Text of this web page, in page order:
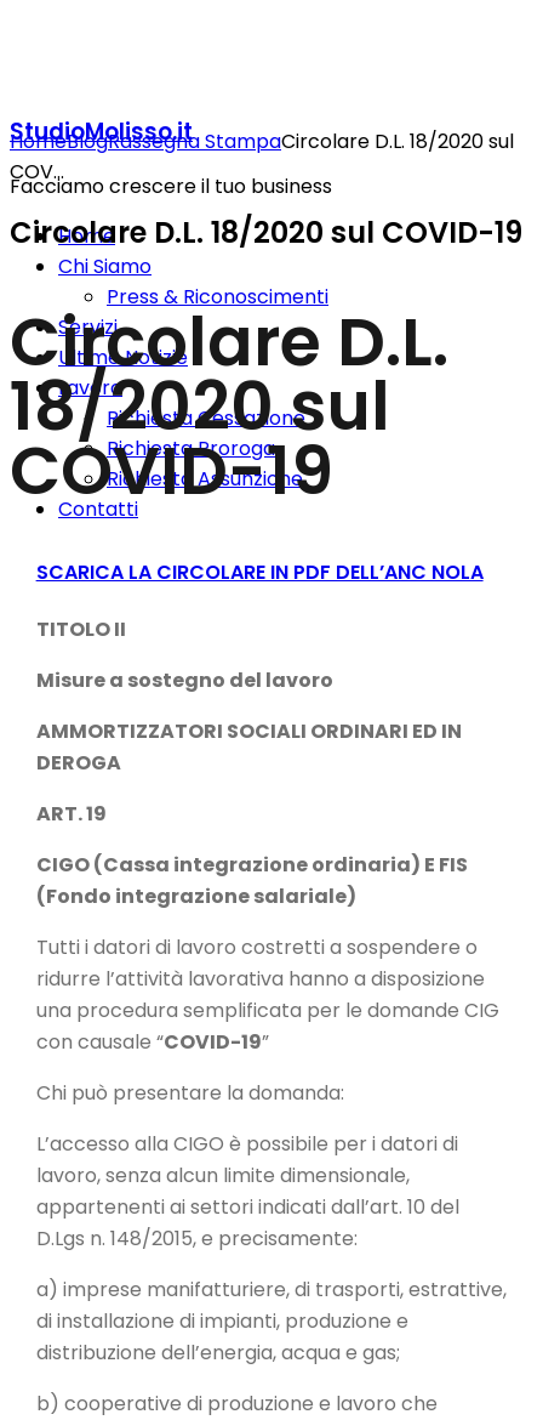
StudioMolisso.it
Facciamo crescere il tuo business
Home
Chi Siamo
Press & Riconoscimenti
Servizi
Ultime Notizie
Lavoro
Richiesta Cessazione
Richiesta Proroga
Richiesta Assunzione
Contatti
HomeBlogRassegna StampaCircolare D.L. 18/2020 sul
COV...
Circolare D.L. 18/2020 sul COVID-19
Circolare D.L.
18/2020 sul
COVID-19
SCARICA LA CIRCOLARE IN PDF DELL’ANC NOLA
TITOLO II
Misure a sostegno del lavoro
AMMORTIZZATORI SOCIALI ORDINARI ED IN
DEROGA
ART. 19
CIGO (Cassa integrazione ordinaria) E FIS
(Fondo integrazione salariale)
Tutti i datori di lavoro costretti a sospendere o
ridurre l’attività lavorativa hanno a disposizione
una procedura semplificata per le domande CIG
con causale “COVID-19”
Chi può presentare la domanda:
L’accesso alla CIGO è possibile per i datori di
lavoro, senza alcun limite dimensionale,
appartenenti ai settori indicati dall’art. 10 del
D.Lgs n. 148/2015, e precisamente:
a) imprese manifatturiere, di trasporti, estrattive,
di installazione di impianti, produzione e
distribuzione dell’energia, acqua e gas;
b) cooperative di produzione e lavoro che